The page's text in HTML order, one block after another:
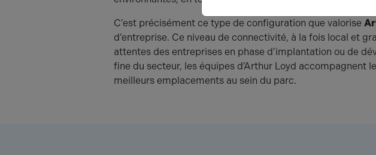
C’est précisément ce type de configuration que valorise
d’entreprise. Ce niveau de connectivité, à la fois local et
attentes des entreprises en phase d’implantation ou de
fine du secteur, les équipes d’Arthur Loyd accompagnent
meilleurs emplacements au sein du parc.